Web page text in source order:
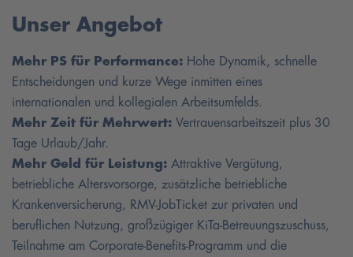
Unser Angebot
Mehr PS für Performance: Hohe Dynamik, schnelle
Entscheidungen und kurze Wege inmitten eines
internationalen und kollegialen Arbeitsumfelds.
Mehr Zeit für Mehrwert: Vertrauensarbeitszeit plus 30
Tage Urlaub/Jahr.
Mehr Geld für Leistung: Attraktive Vergütung,
betriebliche Altersvorsorge, zusätzliche betriebliche
Krankenversicherung, RMV-JobTicket zur privaten und
beruflichen Nutzung, großzügiger KiTa-Betreuungszuschuss,
Teilnahme am Corporate-Benefits-Programm und die